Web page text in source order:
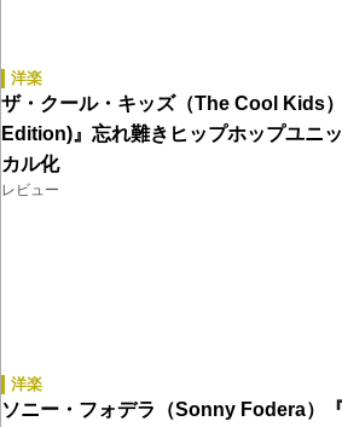
洋楽
ザ・クール・キッズ（The Cool Kids
Edition)』忘れ難きヒップホップユニ
カル化
レビュー
洋楽
ソニー・フォデラ（Sonny Fodera）